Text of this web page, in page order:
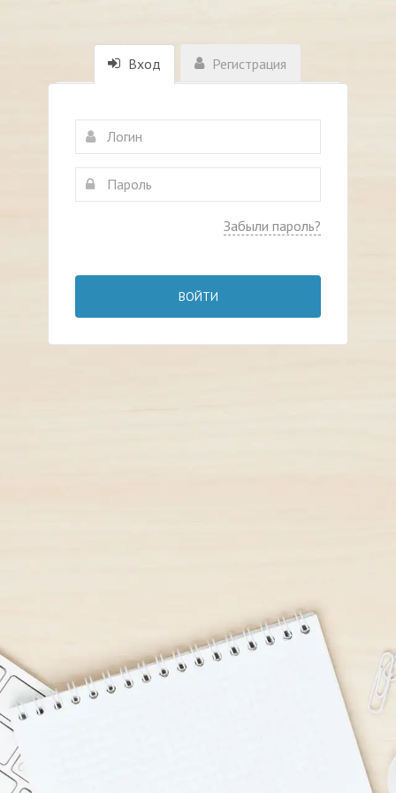
Вход Регистрация
Забыли пароль?
ВОЙТИ